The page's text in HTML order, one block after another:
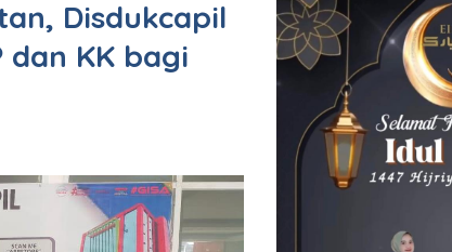
Disdukcapil
dan KK bagi